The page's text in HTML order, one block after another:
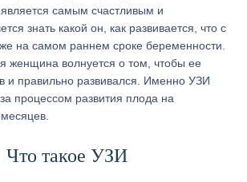
самым счастливым и
знать какой он, как развивается, что с
на самом раннем сроке беременности.
женщина волнуется о том, чтобы ее
и правильно развивался. Именно УЗИ
процессом развития плода на
Что такое УЗИ